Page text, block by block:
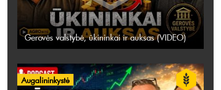
Gerovės valstybė, ūkininkai ir auksas (VIDEO)
Augalininkystė